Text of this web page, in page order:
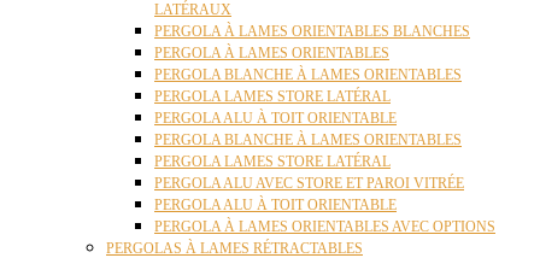
LATÉRAUX
PERGOLA À LAMES ORIENTABLES BLANCHES
PERGOLA À LAMES ORIENTABLES
PERGOLA BLANCHE À LAMES ORIENTABLES
PERGOLA LAMES STORE LATÉRAL
PERGOLA ALU À TOIT ORIENTABLE
PERGOLA BLANCHE À LAMES ORIENTABLES
PERGOLA LAMES STORE LATÉRAL
PERGOLA ALU AVEC STORE ET PAROI VITRÉE
PERGOLA ALU À TOIT ORIENTABLE
PERGOLA À LAMES ORIENTABLES AVEC OPTIONS
PERGOLAS À LAMES RÉTRACTABLES